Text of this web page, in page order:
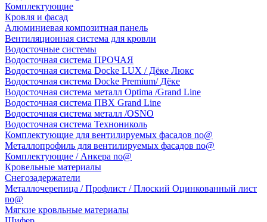
Комплектующие
Кровля и фасад
Алюминиевая композитная панель
Вентиляционная система для кровли
Водосточные системы
Водосточная система ПРОЧАЯ
Водосточная система Docke LUX / Дёке Люкс
Водосточная система Docke Premium/ Дёке
Водосточная система металл Optima /Grand Line
Водосточная система ПВХ Grand Line
Водосточная система металл /OSNO
Водосточная система Технониколь
Комплектующие для вентилируемых фасадов no@
Металлопрофиль для вентилируемых фасадов no@
Комплектующие / Анкера no@
Кровельные материалы
Снегозадержатели
Металлочерепица / Профлист / Плоский Оцинкованный лист
no@
Мягкие кровльные материалы